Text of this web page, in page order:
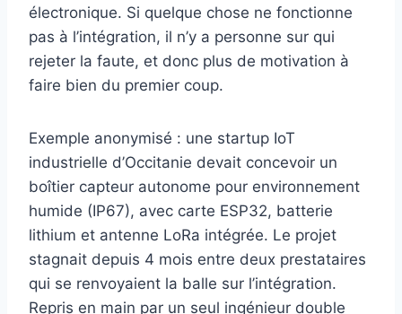
électronique. Si quelque chose ne fonctionne
pas à l’intégration, il n’y a personne sur qui
rejeter la faute, et donc plus de motivation à
faire bien du premier coup.
Exemple anonymisé : une startup IoT
industrielle d’Occitanie devait concevoir un
boîtier capteur autonome pour environnement
humide (IP67), avec carte ESP32, batterie
lithium et antenne LoRa intégrée. Le projet
stagnait depuis 4 mois entre deux prestataires
qui se renvoyaient la balle sur l’intégration.
Repris en main par un seul ingénieur double